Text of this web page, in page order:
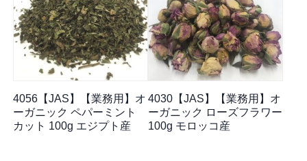
4056【JAS】【業務用】オ
ーガニック ペパーミント
カット 100g エジプト産
4030【JAS】【業務用】オ
ーガニック ローズフラワー
100g モロッコ産